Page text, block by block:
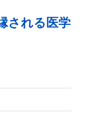
される医学